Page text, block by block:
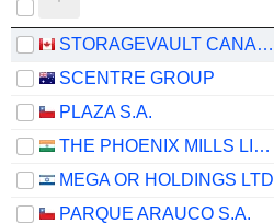
STORAGEVAULT CANADA INC.
SCENTRE GROUP
PLAZA S.A.
THE PHOENIX MILLS LIMITED
MEGA OR HOLDINGS LTD
PARQUE ARAUCO S.A.